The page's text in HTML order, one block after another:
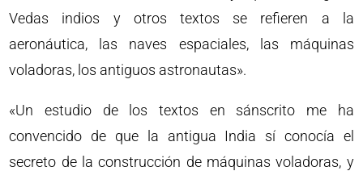
Vedas indios y otros textos se refieren a la
aeronáutica, las naves espaciales, las máquinas
voladoras, los antiguos astronautas».
«Un estudio de los textos en sánscrito me ha
convencido de que la antigua India sí conocía el
secreto de la construcción de máquinas voladoras, y